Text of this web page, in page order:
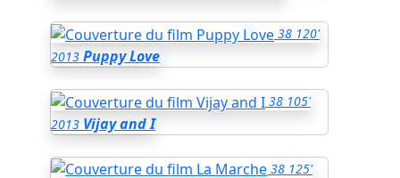
38 120'
2013 Puppy Love
38 105'
2013 Vijay and I
38 125'